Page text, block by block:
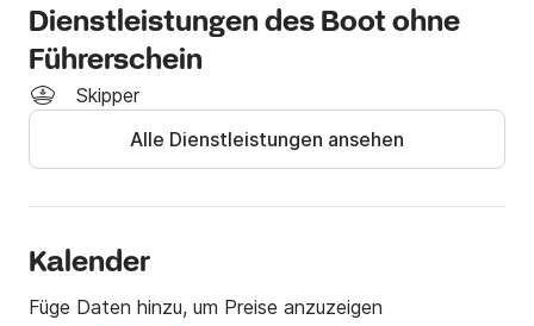
Ich hoffe, Sie bald auf meiner VIP 460 durch Sivota
zu sehen!
- - - - - - - - - - - - -
Im Preis inbegriffen:
Ausgeschlossen - Extras:
-> Treibstoffkosten
- - - - - - - - - - - - -
Dienstleistungen des Boot ohne
Führerschein
Skipper
Alle Dienstleistungen ansehen
Kalender
Füge Daten hinzu, um Preise anzuzeigen